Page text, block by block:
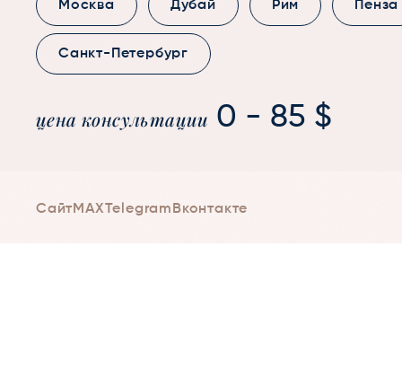
Москва Дубай Рим Пенза
Санкт-Петербург
цена консультации 0 - 85 $
Сайт MAXTelegram Вконтакте